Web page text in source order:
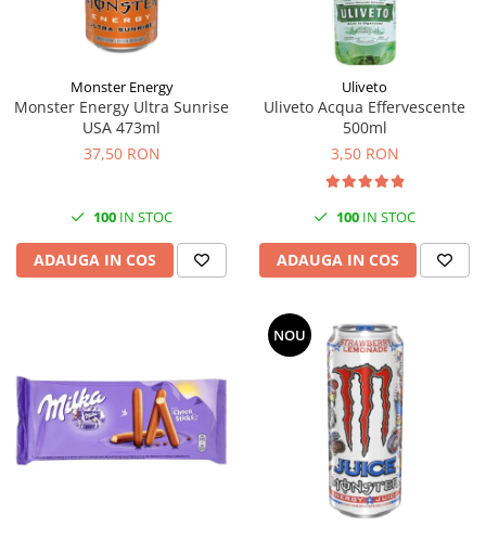
Monster Energy
Monster Energy Ultra Sunrise
USA 473ml
37,50 RON
100 IN STOC
ADAUGA IN COS
Uliveto
Uliveto Acqua Effervescente
500ml
3,50 RON
100 IN STOC
ADAUGA IN COS
NOU